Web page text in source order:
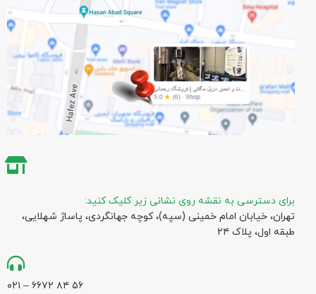
برای دسترسی به نقشه روی نشانی زیر کلیک کنید:
تهران، خیابان امام خمینی (سپه)، کوچه جهانگردی،‌ پاساژ شهلایی،
طبقه اول، پلاک ۲۴
۵۶ ۸۴ ۶۶۷۲ – ۰۲۱